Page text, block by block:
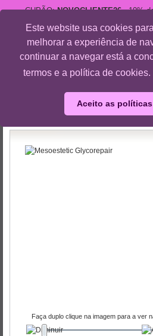
Este website usa cookies
melhorar a experiência de
continuar a navegar está a
termos e a política de cookies.
Aceito as políticas
CUPÃO:NOVOCLIENTE26- 10%
suporte@cuidedesi.pt
+351 918 595 801
Rosto
Cremes 24H /Glycorepair
Faça duplo clique na imagem para a ver